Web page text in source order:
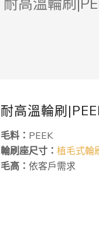
耐高溫輪刷
耐高溫輪刷
毛料： PEEK
輪刷座尺寸：植毛式輪
毛高：依客戶需求